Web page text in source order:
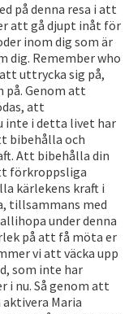
på denna resa i att
att gå djupt inåt för
inom dig som är
dig. Remember who
uttrycka sig på,
Genom att
att
inte i detta livet har
bibehålla och
Att bibehålla din
förkroppsliga
kärlekens kraft i
tillsammans med
under denna
på att få möta er
vi att väcka upp
som inte har
i nu. Så genom att
Maria